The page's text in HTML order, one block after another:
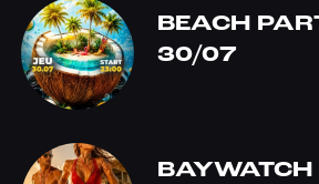
BEACH
30/07
BAYWATCH